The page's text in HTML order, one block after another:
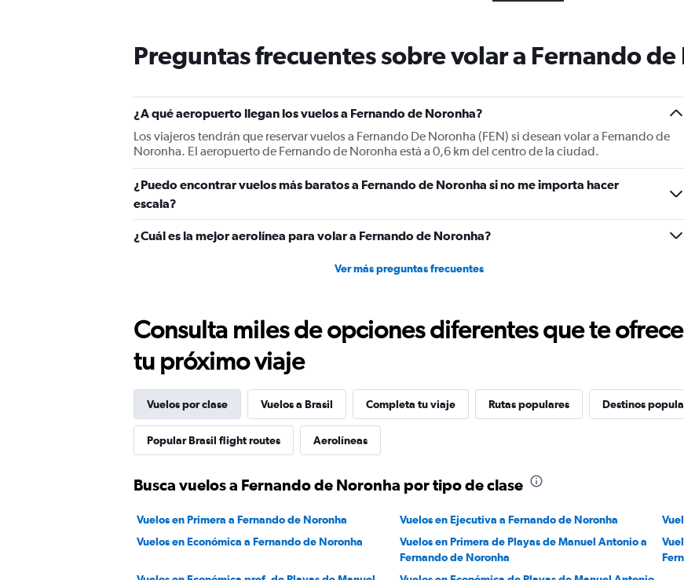
Preguntas frecuentes sobre volar a Fernando
¿A qué aeropuerto llegan los vuelos a Fernando de Noronha?
Los viajeros tendrán que reservar vuelos a Fernando De Noronha (FEN) si desean volar a Fernando de
Noronha. El aeropuerto de Fernando de Noronha está a 0,6 km del centro de la ciudad.
¿Puedo encontrar vuelos más baratos a Fernando de Noronha si no me importa hacer
escala?
¿Cuál es la mejor aerolínea para volar a Fernando de Noronha?
Ver más preguntas frecuentes
Consulta miles de opciones diferentes que te
tu próximo viaje
Vuelos por clase Vuelos a Brasil Completa tu viaje Rutas populares Destinos
Popular Brasil flight routes Aerolíneas
Busca vuelos a Fernando de Noronha por tipo de clase
Vuelos en Primera a Fernando de Noronha Vuelos en Ejecutiva a Fernando de Noronha
Vuelos en Económica a Fernando de Noronha
Vuelos en Primera de Playas de Manuel Antonio a
Fernando de Noronha